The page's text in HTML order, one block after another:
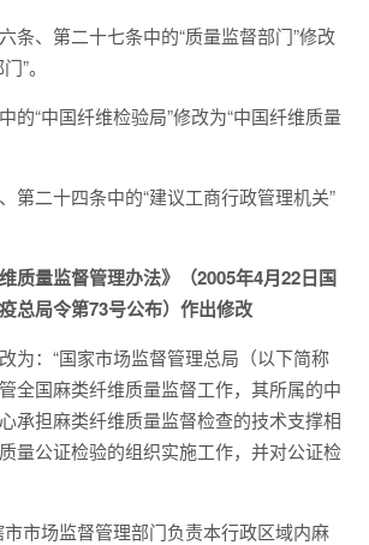
条、第二十七条中的“质量监督部门”修改
”。
的“中国纤维检验局”修改为“中国纤维质量
第二十四条中的“建议工商行政管理机关”
质量监督管理办法》（2005年4月22日国
总局令第73号公布）作出修改
为：“国家市场监督管理总局（以下简称
全国麻类纤维质量监督工作，其所属的中
承担麻类纤维质量监督检查的技术支撑相
量公证检验的组织实施工作，并对公证检
市场监督管理部门负责本行政区域内麻